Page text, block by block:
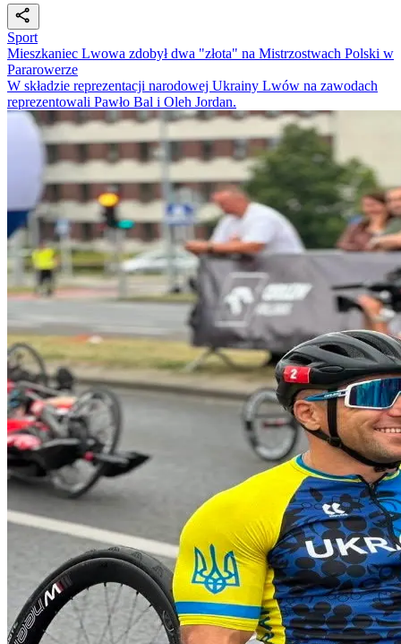
Sport
Mieszkaniec Lwowa zdobył dwa "złota" na Mistrzostwach Polski w
Pararowerze
W składzie reprezentacji narodowej Ukrainy Lwów na zawodach
reprezentowali Pawło Bal i Oleh Jordan.